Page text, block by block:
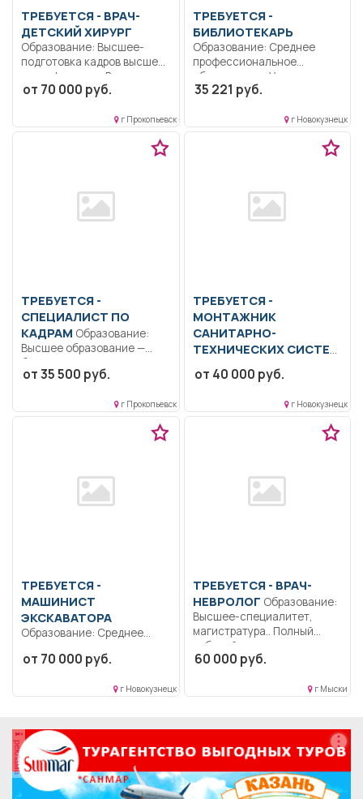
ТРЕБУЕТСЯ - ВРАЧ-
ДЕТСКИЙ ХИРУРГ
Образование: Высшее-
подготовка кадров высшей
квалификации.. В
соответствии с
от 70 000 руб.
г Прокопьевск
ТРЕБУЕТСЯ -
БИБЛИОТЕКАРЬ
Образование: Среднее
профессиональное
образование.. Участвует в
реализации основной
35 221 руб.
г Новокузнецк
ТРЕБУЕТСЯ -
СПЕЦИАЛИСТ ПО
КАДРАМ
Высшее образование —
бакалавриат..
Комплектование и учет
от 35 500 руб.
г Прокопьевск
ТРЕБУЕТСЯ -
МОНТАЖНИК
САНИТАРНО-
ТЕХНИЧЕСКИХ СИСТЕМ
Образование: Среднее
образование.. Выполнение
от 40 000 руб.
г Новокузнецк
ТРЕБУЕТСЯ -
МАШИНИСТ
ЭКСКАВАТОРА
Образование: Среднее
образование.. Машинист
от 70 000 руб.
г Новокузнецк
ТРЕБУЕТСЯ - ВРАЧ-
НЕВРОЛОГ
Высшее-специалитет,
магистратура.. Полный
рабочий день..
60 000 руб.
г Мыски
реклама